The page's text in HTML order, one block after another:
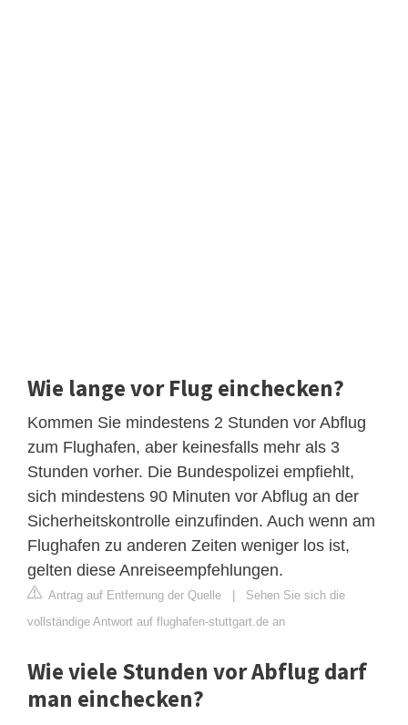
Wie lange vor Flug einchecken?
Kommen Sie mindestens 2 Stunden vor Abflug
zum Flughafen, aber keinesfalls mehr als 3
Stunden vorher. Die Bundespolizei empfiehlt,
sich mindestens 90 Minuten vor Abflug an der
Sicherheitskontrolle einzufinden. Auch wenn am
Flughafen zu anderen Zeiten weniger los ist,
gelten diese Anreiseempfehlungen.
Antrag auf Entfernung der Quelle
Sehen Sie sich die
vollständige Antwort auf flughafen-stuttgart.de an
Wie viele Stunden vor Abflug darf
man einchecken?